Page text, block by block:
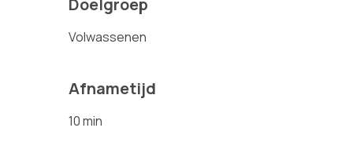
Doelgroep
Volwassenen
Afnametijd
10 min